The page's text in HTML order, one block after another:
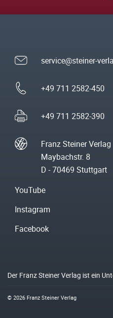
service@steiner-
+49 711 2582-450
+49 711 2582-390
Franz Steiner Verlag
Maybachstr. 8
D - 70469 Stuttgart
YouTube
Instagram
Facebook
Der Franz Steiner Verlag ist ein
© 2026 Franz Steiner Verlag